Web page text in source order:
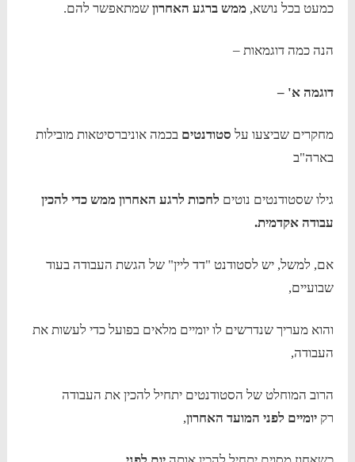
כמעט בכל נושא,ממש ברגע האחרון שמתאפשר להם.
הנה כמה דוגמאות –
דוגמה א' –
מחקרים שביצעו על סטודנטים בכמה אוניברסיטאות מובילות
בארה"ב
גילו שסטודנטים נוטים לחכות לרגע האחרון ממש כדי להכין
עבודה אקדמית.
אם, למשל, יש לסטודנט "דד ליין" של הגשת העבודה בעוד
שבועיים,
והוא מעריך שנדרשים לו יומיים מלאים בפועל כדי לעשות את
העבודה,
הרוב המוחלט של הסטודנטים יתחיל להכין את העבודה
רקיומיים לפני המועד האחרון,